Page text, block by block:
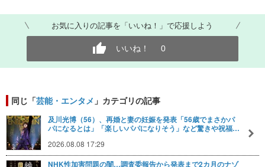
お気に入りの記事を「いいね！」で応援しよう
いいね！ 0
同じ「芸能・エンタメ 」カテゴリの記事
及川光博（56）、再婚と妻の妊娠を発表「56歳でまさかパ
パになるとは」「楽しいパパになりそう」など驚きや祝福…
2026.08.08 17:29
NHK性加害問題の闇…調査委報告から発表まで2カ月のナゾ